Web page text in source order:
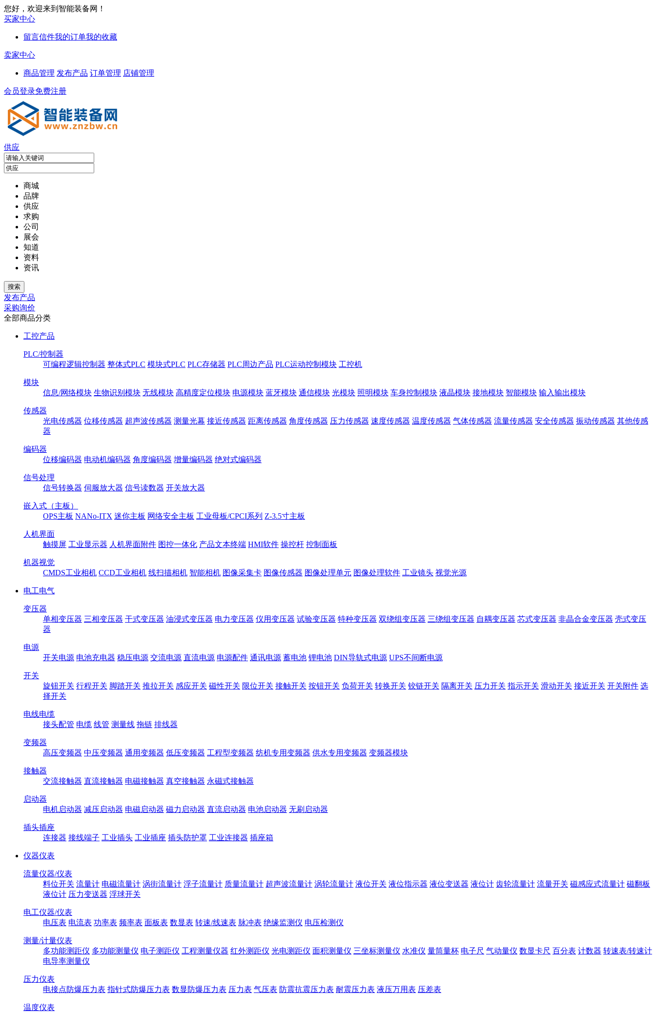
您好，欢迎来到智能装备网！
买家中心
留言信件我的订单我的收藏
卖家中心
商品管理 发布产品 订单管理 店铺管理
会员登录免费注册
供应
商城
品牌
供应
求购
公司
展会
知道
资料
资讯
发布产品
采购询价
全部商品分类
工控产品
PLC/控制器
可编程逻辑控制器 整体式PLC 模块式PLC PLC存储器 PLC周边产品 PLC运动控制模块 工控机
模块
信息/网络模块 生物识别模块 无线模块 高精度定位模块 电源模块 蓝牙模块 通信模块 光模块 照明模块 车身控制模块 液晶模块 接地模块 智能模块 输入输出模块
传感器
光电传感器 位移传感器 超声波传感器 测量光幕 接近传感器 距离传感器 角度传感器 压力传感器 速度传感器 温度传感器 气体传感器 流量传感器 安全传感器 振动传感器 其他传感
器
编码器
位移编码器 电动机编码器 角度编码器 增量编码器 绝对式编码器
信号处理
信号转换器 伺服放大器 信号读数器 开关放大器
嵌入式（主板）
OPS主板 NANo-ITX 迷你主板 网络安全主板 工业母板/CPCI系列 Z-3.5寸主板
人机界面
触摸屏 工业显示器 人机界面附件 图控一体化 产品文本终端 HMI软件 操控杆 控制面板
机器视觉
CMDS工业相机 CCD工业相机 线扫描相机 智能相机 图像采集卡 图像传感器 图像处理单元 图像处理软件 工业镜头 视觉光源
电工电气
变压器
单相变压器 三相变压器 干式变压器 油浸式变压器 电力变压器 仪用变压器 试验变压器 特种变压器 双绕组变压器 三绕组变压器 自耦变压器 芯式变压器 非晶合金变压器 壳式变压
器
电源
开关电源 电池充电器 稳压电源 交流电源 直流电源 电源配件 通讯电源 蓄电池 锂电池 DIN导轨式电源 UPS不间断电源
开关
旋钮开关 行程开关 脚踏开关 推拉开关 感应开关 磁性开关 限位开关 接触开关 按钮开关 负荷开关 转换开关 铰链开关 隔离开关 压力开关 指示开关 滑动开关 接近开关 开关附件 选
择开关
电线电缆
接头配管 电缆 线管 测量线 拖链 排线器
变频器
高压变频器 中压变频器 通用变频器 低压变频器 工程型变频器 纺机专用变频器 供水专用变频器 变频器模块
接触器
交流接触器 直流接触器 电磁接触器 真空接触器 永磁式接触器
启动器
电机启动器 减压启动器 电磁启动器 磁力启动器 直流启动器 电池启动器 无刷启动器
插头插座
连接器 接线端子 工业插头 工业插座 插头防护罩 工业连接器 插座箱
仪器仪表
流量仪器/仪表
料位开关 流量计 电磁流量计 涡街流量计 浮子流量计 质量流量计 超声波流量计 涡轮流量计 液位开关 液位指示器 液位变送器 液位计 齿轮流量计 流量开关 磁感应式流量计 磁翻板
液位计 压力变送器 浮球开关
电工仪器/仪表
电压表 电流表 功率表 频率表 面板表 数显表 转速/线速表 脉冲表 绝缘监测仪 电压检测仪
测量/计量仪表
多功能测距仪 多功能测量仪 电子测距仪 工程测量仪器 红外测距仪 光电测距仪 面积测量仪 三坐标测量仪 水准仪 量筒量杯 电子尺 气动量仪 数显卡尺 百分表 计数器 转速表/转速计
电导率测量仪
压力仪表
电接点防爆压力表 指针式防爆压力表 数显防爆压力表 压力表 气压表 防震抗震压力表 耐震压力表 液压万用表 压差表
温度仪表